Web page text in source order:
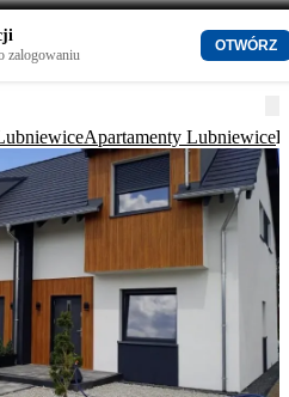
zalogowaniu
OTWÓRZ
Apartamenty Lubniewice